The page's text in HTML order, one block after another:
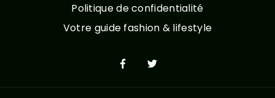
Politique de confidentialité
Votre guide fashion & lifestyle